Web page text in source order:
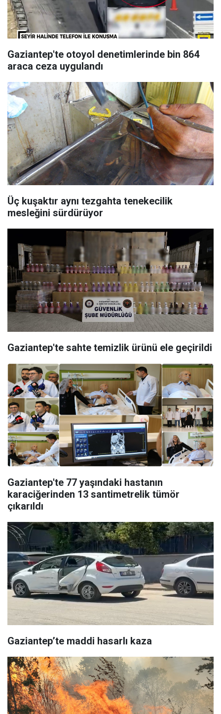
Gaziantep'te otoyol denetimlerinde bin 864
araca ceza uygulandı
Üç kuşaktır aynı tezgahta tenekecilik
mesleğini sürdürüyor
Gaziantep'te sahte temizlik ürünü ele geçirildi
Gaziantep'te 77 yaşındaki hastanın
karaciğerinden 13 santimetrelik tümör
çıkarıldı
Gaziantep’te maddi hasarlı kaza